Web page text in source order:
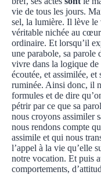
vie de tous les jours.
sel, la lumière. Il lève le
véritable nichée au
ordinaire. Et lorsqu’il
une parabole, sa parole
vivre dans la logique de
écoutée, et assimilée, et
ruminée. Ainsi donc, il
formules et de dire
pétrir par ce que sa
nous croyons assimiler
nous rendons compte
assimile et qui nous
l’appel à la vie qu’elle
notre vocation. Et puis
comportements,